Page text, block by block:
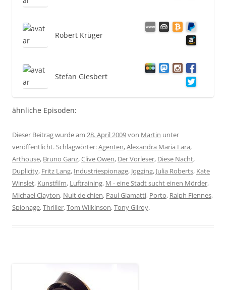
Robert Krüger
Stefan Giesbert
ähnliche Episoden:
Dieser Beitrag wurde am 28. April 2009von Martin unter
veröffentlicht. Schlagwörter:Agenten,Alexandra Maria Lara,
Arthouse, Bruno Ganz,Clive Owen, Der Vorleser, Diese Nacht,
Duplicity, Fritz Lang, Industriespionage, Jogging, Julia Roberts, Kate
Winslet, Kunstfilm, Luftraining, M - eine Stadt sucht einen Mörder,
Michael Clayton, Nuit de chien, Paul Giamatti, Porto, Ralph Fiennes,
Spionage,Thriller,Tom Wilkinson,Tony Gilroy.